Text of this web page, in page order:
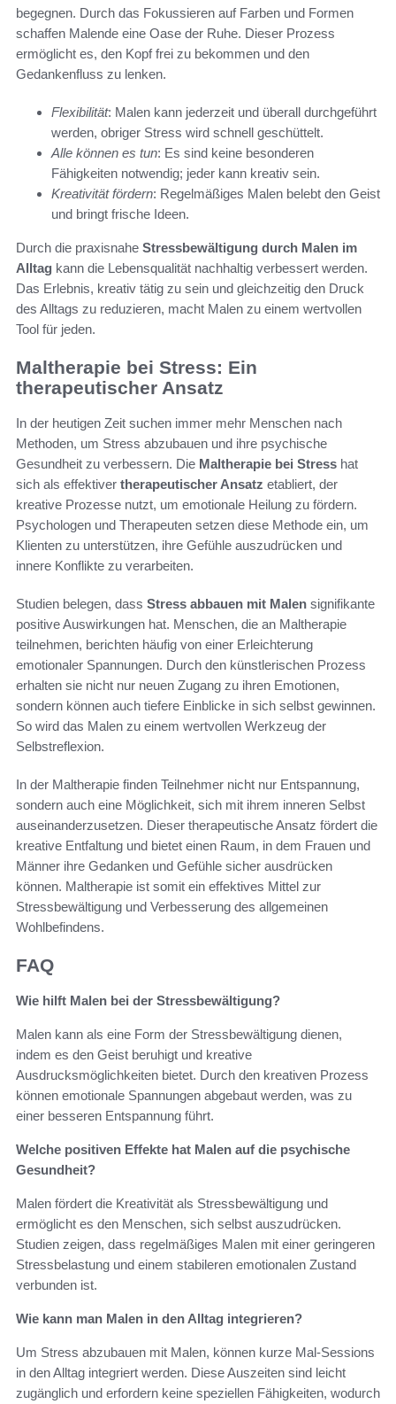
begegnen. Durch das Fokussieren auf Farben und Formen
schaffen Malende eine Oase der Ruhe. Dieser Prozess
ermöglicht es, den Kopf frei zu bekommen und den
Gedankenfluss zu lenken.
Flexibilität: Malen kann jederzeit und überall durchgeführt
werden, obriger Stress wird schnell geschüttelt.
Alle können es tun: Es sind keine besonderen
Fähigkeiten notwendig; jeder kann kreativ sein.
Kreativität fördern: Regelmäßiges Malen belebt den Geist
und bringt frische Ideen.
Durch die praxisnahe Stressbewältigung durch Malen im
Alltag kann die Lebensqualität nachhaltig verbessert werden.
Das Erlebnis, kreativ tätig zu sein und gleichzeitig den Druck
des Alltags zu reduzieren, macht Malen zu einem wertvollen
Tool für jeden.
Maltherapie bei Stress: Ein
therapeutischer Ansatz
In der heutigen Zeit suchen immer mehr Menschen nach
Methoden, um Stress abzubauen und ihre psychische
Gesundheit zu verbessern. Die Maltherapie bei Stress hat
sich als effektiver therapeutischer Ansatz etabliert, der
kreative Prozesse nutzt, um emotionale Heilung zu fördern.
Psychologen und Therapeuten setzen diese Methode ein, um
Klienten zu unterstützen, ihre Gefühle auszudrücken und
innere Konflikte zu verarbeiten.
Studien belegen, dass Stress abbauen mit Malen signifikante
positive Auswirkungen hat. Menschen, die an Maltherapie
teilnehmen, berichten häufig von einer Erleichterung
emotionaler Spannungen. Durch den künstlerischen Prozess
erhalten sie nicht nur neuen Zugang zu ihren Emotionen,
sondern können auch tiefere Einblicke in sich selbst gewinnen.
So wird das Malen zu einem wertvollen Werkzeug der
Selbstreflexion.
In der Maltherapie finden Teilnehmer nicht nur Entspannung,
sondern auch eine Möglichkeit, sich mit ihrem inneren Selbst
auseinanderzusetzen. Dieser therapeutische Ansatz fördert die
kreative Entfaltung und bietet einen Raum, in dem Frauen und
Männer ihre Gedanken und Gefühle sicher ausdrücken
können. Maltherapie ist somit ein effektives Mittel zur
Stressbewältigung und Verbesserung des allgemeinen
Wohlbefindens.
FAQ
Wie hilft Malen bei der Stressbewältigung?
Malen kann als eine Form der Stressbewältigung dienen,
indem es den Geist beruhigt und kreative
Ausdrucksmöglichkeiten bietet. Durch den kreativen Prozess
können emotionale Spannungen abgebaut werden, was zu
einer besseren Entspannung führt.
Welche positiven Effekte hat Malen auf die psychische
Gesundheit?
Malen fördert die Kreativität als Stressbewältigung und
ermöglicht es den Menschen, sich selbst auszudrücken.
Studien zeigen, dass regelmäßiges Malen mit einer geringeren
Stressbelastung und einem stabileren emotionalen Zustand
verbunden ist.
Wie kann man Malen in den Alltag integrieren?
Um Stress abzubauen mit Malen, können kurze Mal-Sessions
in den Alltag integriert werden. Diese Auszeiten sind leicht
zugänglich und erfordern keine speziellen Fähigkeiten, wodurch